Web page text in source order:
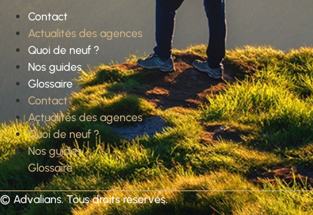
Contact
Actualités des agences
Quoi de neuf ?
Nos guides
Glossaire
Contact
Actualités des agences
Quoi de neuf ?
Nos guides
Glossaire
© Advalians. Tous droits réservés.